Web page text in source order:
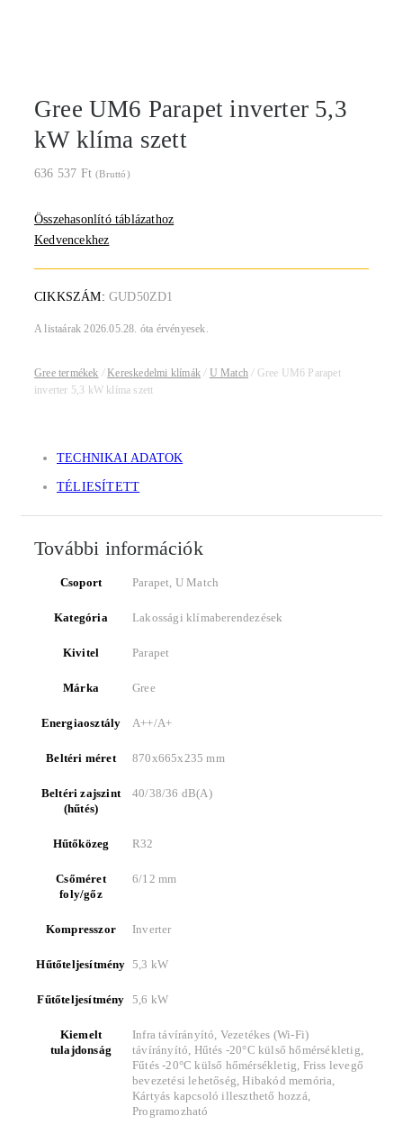
Gree UM6 Parapet inverter 5,3
kW klíma szett
636 537 Ft (Bruttó)
Összehasonlító táblázathoz
Kedvencekhez
CIKKSZÁM: GUD50ZD1
A listaárak 2026.05.28. óta érvényesek.
Gree termékek / Kereskedelmi klímák / U Match /Gree UM6 Parapet
inverter 5,3 kW klíma szett
TECHNIKAI ADATOK
TÉLIESÍTETT
További információk
Csoport Parapet, U Match
Kategória Lakossági klímaberendezések
Kivitel Parapet
Márka Gree
Energiaosztály A++/A+
Beltéri méret 870x665x235 mm
Beltéri zajszint
(hűtés)
40/38/36 dB(A)
Hűtőközeg R32
Csőméret
foly/gőz
6/12 mm
Kompresszor Inverter
Hűtőteljesítmény 5,3 kW
Fűtőteljesítmény 5,6 kW
Kiemelt
tulajdonság
Infra távírányító, Vezetékes (Wi-Fi)
távírányító, Hűtés -20°C külső hőmérsékletig,
Fűtés -20°C külső hőmérsékletig, Friss levegő
bevezetési lehetőség, Hibakód memória,
Kártyás kapcsoló illeszthető hozzá,
Programozható